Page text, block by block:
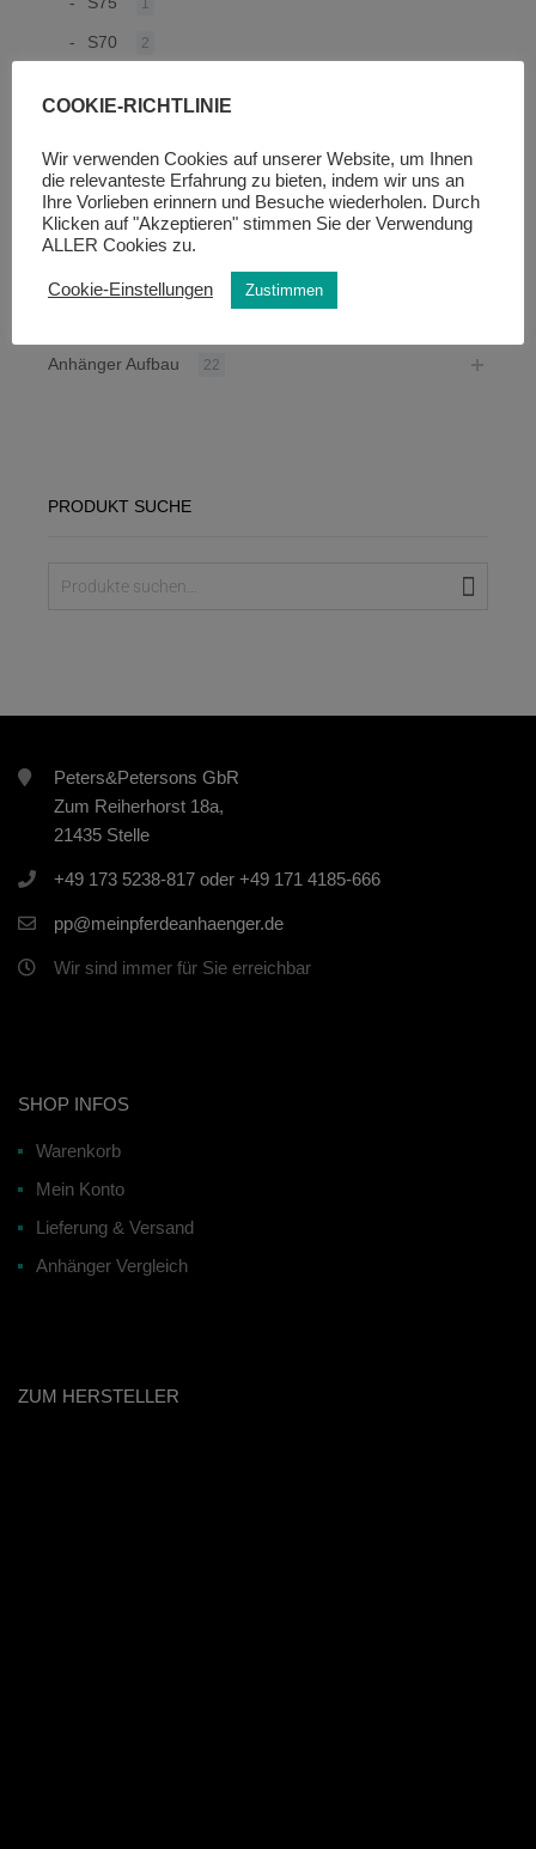
S70 2
S190 1
S170 1
S150 1
Pferdeanhänger Typ
Anhänger Aufbau 22
PRODUKT SUCHE
Peters&Petersons GbR
Zum Reiherhorst 18a,
21435 Stelle
+49 173 5238-817 oder +49 171 4185-666
pp@meinpferdeanhaenger.de
Wir sind immer für Sie erreichbar
SHOP INFOS
Warenkorb
Mein Konto
Lieferung & Versand
Anhänger Vergleich
ZUM HERSTELLER
COOKIE-RICHTLINIE
Wir verwenden Cookies auf unserer Website, um Ihnen
die relevanteste Erfahrung zu bieten, indem wir uns an
Ihre Vorlieben erinnern und Besuche wiederholen. Durch
Klicken auf "Akzeptieren" stimmen Sie der Verwendung
ALLER Cookies zu.
Cookie-Einstellungen Zustimmen